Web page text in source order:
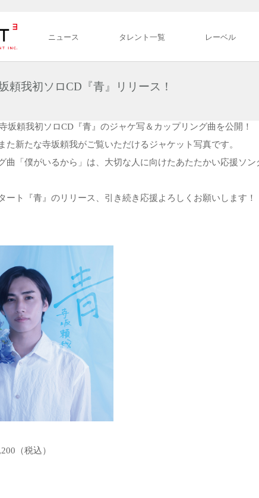
ニュース タレント一覧 レーベル
頼我初ソロCD『青』リリース！
坂頼我初ソロCD『青』のジャケ写＆カップリング曲を公開！
た新たな寺坂頼我がご覧いただけるジャケット写真です。
曲「僕がいるから」は、大切な人に向けたあたたかい応援ソン
ート『青』のリリース、引き続き応援よろしくお願いします！
（税込）